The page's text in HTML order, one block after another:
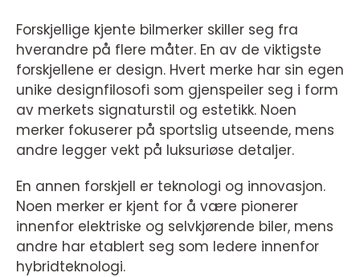
Forskjellige kjente bilmerker skiller seg fra
hverandre på flere måter. En av de viktigste
forskjellene er design. Hvert merke har sin egen
unike designfilosofi som gjenspeiler seg i form
av merkets signaturstil og estetikk. Noen
merker fokuserer på sportslig utseende, mens
andre legger vekt på luksuriøse detaljer.
En annen forskjell er teknologi og innovasjon.
Noen merker er kjent for å være pionerer
innenfor elektriske og selvkjørende biler, mens
andre har etablert seg som ledere innenfor
hybridteknologi.